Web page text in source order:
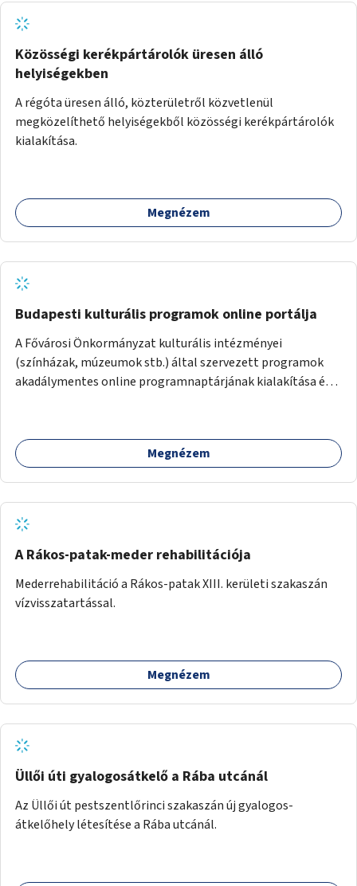
fejlesztett megoldás fenntartásán keresztül.
Közösségi kerékpártárolók üresen álló
helyiségekben
A régóta üresen álló, közterületről közvetlenül
megközelíthető helyiségekből közösségi kerékpártárolók
kialakítása.
Megnézem
Budapesti kulturális programok online portálja
A Fővárosi Önkormányzat kulturális intézményei
(színházak, múzeumok stb.) által szervezett programok
akadálymentes online programnaptárjának kialakítása és
Megnézem
A Rákos-patak-meder rehabilitációja
Mederrehabilitáció a Rákos-patak XIII. kerületi szakaszán
vízvisszatartással.
Megnézem
Üllői úti gyalogosátkelő a Rába utcánál
Az Üllői út pestszentlőrinci szakaszán új gyalogos-
átkelőhely létesítése a Rába utcánál.